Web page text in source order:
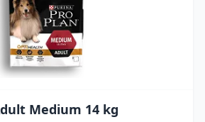
Medium 14 kg